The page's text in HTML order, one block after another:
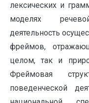
лексических и
моделях
деятельность
фреймов,
целом, так и
Фреймовая
поведенческой